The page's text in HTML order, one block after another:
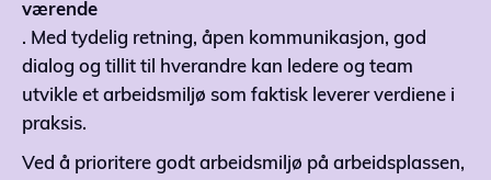
værende
. Med tydelig retning, åpen kommunikasjon, god
dialog og tillit til hverandre kan ledere og team
utvikle et arbeidsmiljø som faktisk leverer verdiene i
praksis.
Ved å prioritere godt arbeidsmiljø på arbeidsplassen,